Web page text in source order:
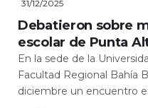
31/12/2025
Debatieron sobre
escolar de Punta
En la sede de la
Facultad Regional Bahía
diciembre un encuentro